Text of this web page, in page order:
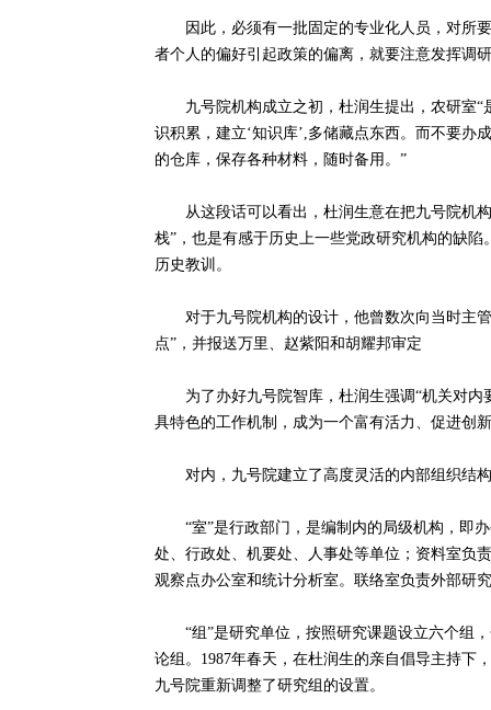
因此，必须有一批固定的专业化人员，对所要
者个人的偏好引起政策的偏离，就要注意发挥调
九号院机构成立之初，杜润生提出，农研室“
识积累，建立‘知识库’,多储藏点东西。而不要办
的仓库，保存各种材料，随时备用。”
从这段话可以看出，杜润生意在把九号院机构
栈”，也是有感于历史上一些党政研究机构的缺
历史教训。
对于九号院机构的设计，他曾数次向当时主管
点”，并报送万里、赵紫阳和胡耀邦审定
为了办好九号院智库，杜润生强调“机关对内
具特色的工作机制，成为一个富有活力、促进创
对内，九号院建立了高度灵活的内部组织结构
“室”是行政部门，是编制内的局级机构，即办
处、行政处、机要处、人事处等单位；资料室负
观察点办公室和统计分析室。联络室负责外部研
“组”是研究单位，按照研究课题设立六个组，
论组。1987年春天，在杜润生的亲自倡导主持下
九号院重新调整了研究组的设置。